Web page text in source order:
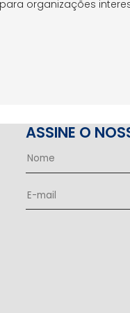
organizações
ASSINE O